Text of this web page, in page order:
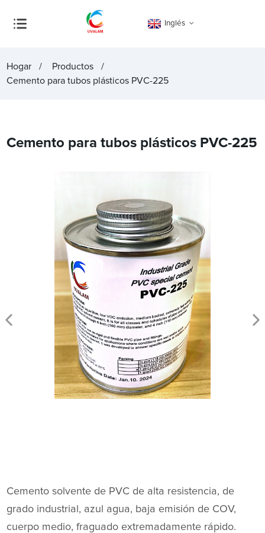
Inglés
Hogar
Productos
Cemento para tubos plásticos PVC-225
Cemento para tubos plásticos PVC-225
Cemento solvente de PVC de alta resistencia, de
grado industrial, azul agua, baja emisión de COV,
cuerpo medio, fraguado extremadamente rápido.